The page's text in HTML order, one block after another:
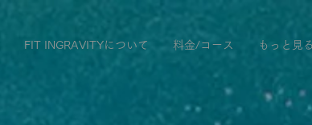
FIT INGRAVITYについて 料金/コース もっと見